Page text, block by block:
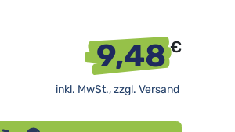
9,48€
inkl. MwSt., zzgl. Versand